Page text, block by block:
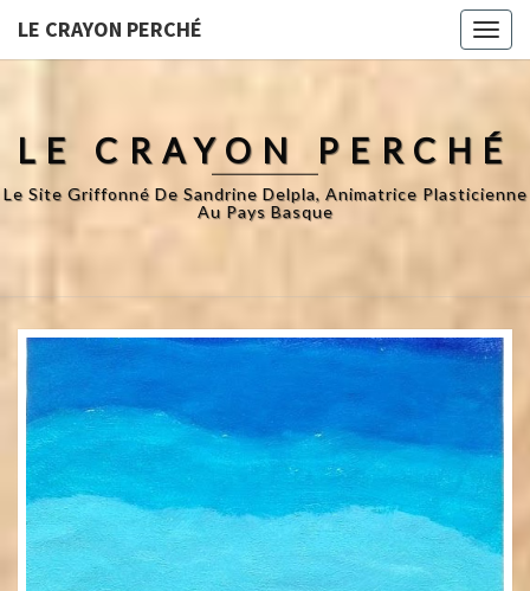
LE CRAYON PERCHÉ
LE CRAYON PERCHÉ
Le Site Griffonné De Sandrine Delpla, Animatrice Plasticienne
Au Pays Basque